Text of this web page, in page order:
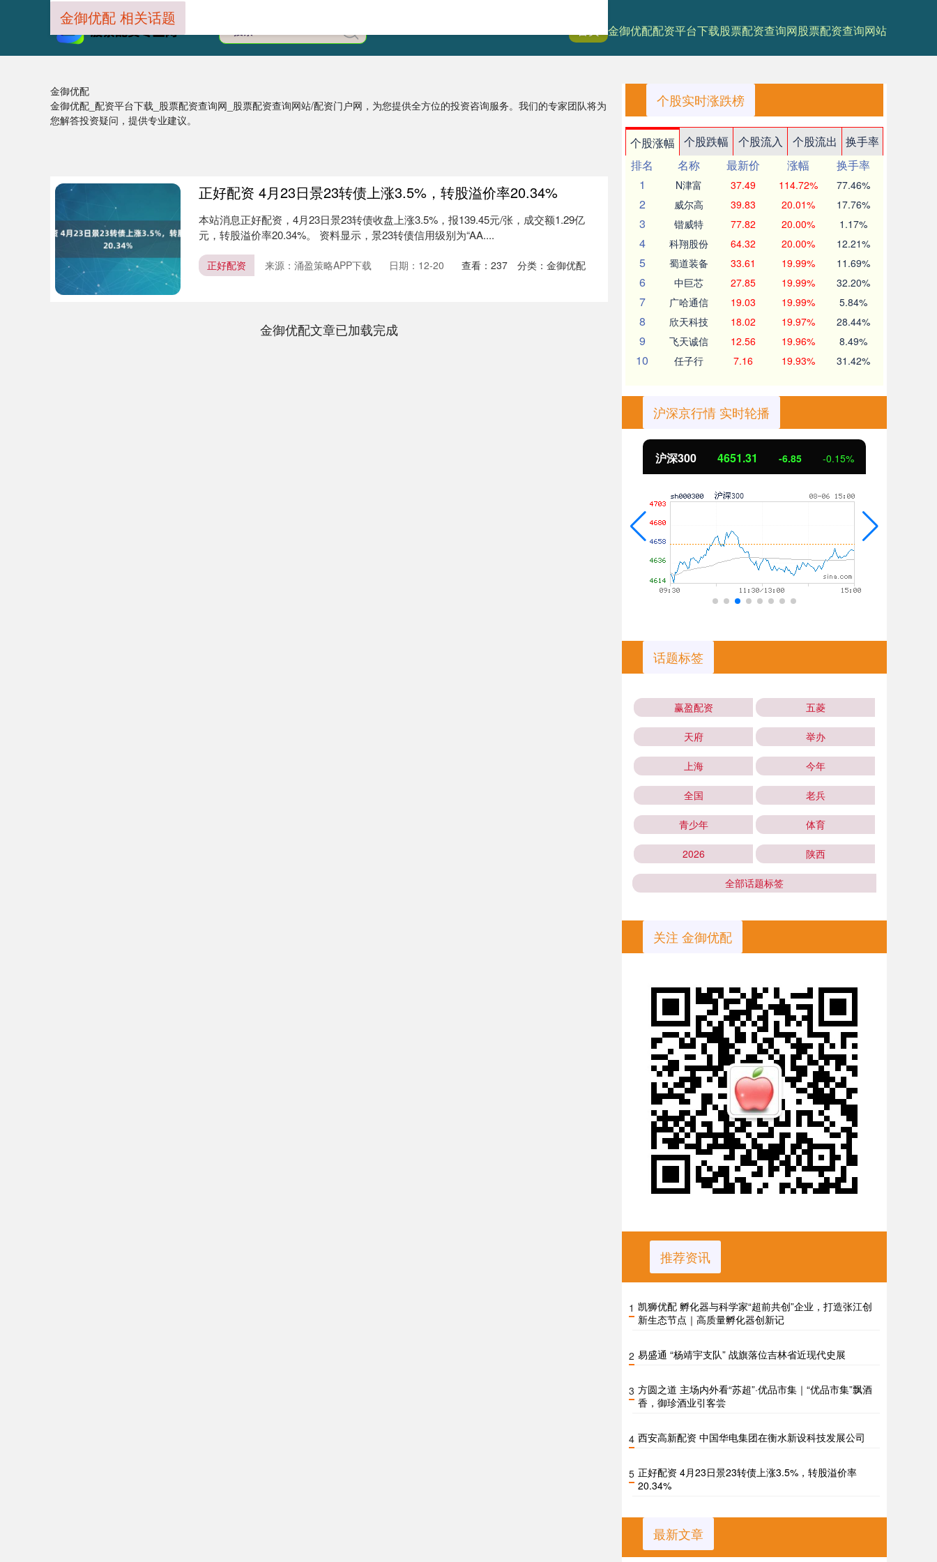
金御优配配资平台下载股票配资查询网股票配资查询网站
金御优配
金御优配_配资平台下载_股票配资查询网_股票配资查询网站/配资门户网，为您提供全方位的投资咨询服务。我们的专家团队将为
您解答投资疑问，提供专业建议。
金御优配 相关话题
正好配资 4月23日景23转债上涨3.5%，转股溢价率20.34%
本站消息正好配资，4月23日景23转债收盘上涨3.5%，报139.45元/张，成交额1.29亿
元，转股溢价率20.34%。 资料显示，景23转债信用级别为“AA....
正好配资 来源：涌盈策略APP下载 日期：12-20 查看： 237 分类： 金御优配
金御优配文章已加载完成
个股实时涨跌榜
个股涨幅 个股跌幅 个股流入 个股流出
换手率
排名
名称 最新价 涨幅
换手率
1
N津富 37.49 114.72% 77.46%
2 威尔高 39.83 20.01% 17.76%
3 锴威特 77.82 20.00% 1.17%
4 科翔股份 64.32 20.00% 12.21%
5 蜀道装备 33.61 19.99% 11.69%
6 中巨芯 27.85 19.99% 32.20%
7 广哈通信 19.03 19.99% 5.84%
8 欣天科技 18.02 19.97% 28.44%
9 飞天诚信 12.56 19.96% 8.49%
10 任子行 7.16 19.93% 31.42%
沪深京行情 实时轮播
沪深300 4651.31 -6.85 -0.15%
话题标签
赢盈配资 五菱
天府 举办
上海 今年
全国 老兵
青少年 体育
2026 陕西
全部话题标签
关注 金御优配
推荐资讯
1 凯狮优配 孵化器与科学家“超前共创”企业，打造张江创
新生态节点｜高质量孵化器创新记
2 易盛通 “杨靖宇支队” 战旗落位吉林省近现代史展
3 方圆之道 主场内外看“苏超”·优品市集｜“优品市集”飘酒
香，御珍酒业引客尝
4 西安高新配资 中国华电集团在衡水新设科技发展公司
5 正好配资 4月23日景23转债上涨3.5%，转股溢价率
20.34%
最新文章